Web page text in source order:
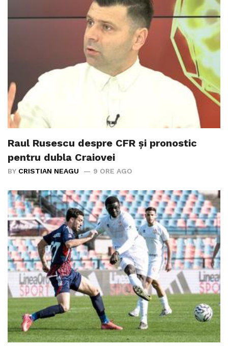
Raul Rusescu despre CFR și pronostic
pentru dubla Craiovei
BY CRISTIAN NEAGU 9 ORE AGO